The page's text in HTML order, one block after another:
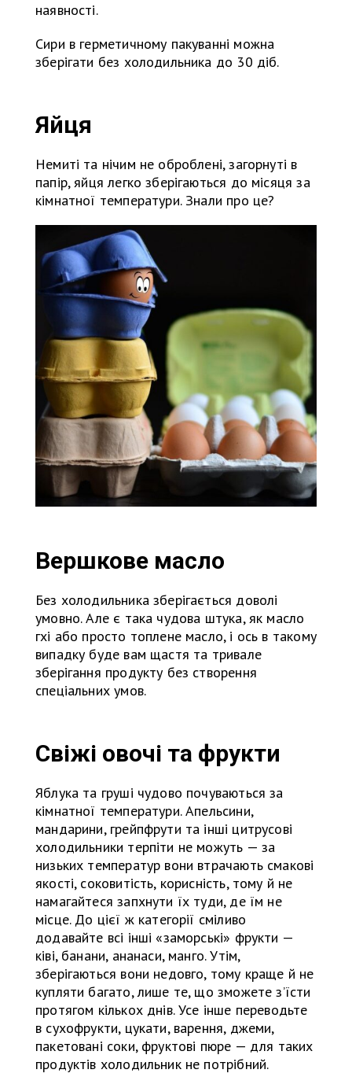
наявності.
Сири в герметичному пакуванні можна
зберігати без холодильника до 30 діб.
Яйця
Немиті та нічим не оброблені, загорнуті в
папір, яйця легко зберігаються до місяця за
кімнатної температури. Знали про це?
Вершкове масло
Без холодильника зберігається доволі
умовно. Але є така чудова штука, як масло
гхі або просто топлене масло, і ось в такому
випадку буде вам щастя та тривале
зберігання продукту без створення
спеціальних умов.
Свіжі овочі та фрукти
Яблука та груші чудово почуваються за
кімнатної температури. Апельсини,
мандарини, грейпфрути та інші цитрусові
холодильники терпіти не можуть — за
низьких температур вони втрачають смакові
якості, соковитість, корисність, тому й не
намагайтеся запхнути їх туди, де їм не
місце. До цієї ж категорії сміливо
додавайте всі інші «заморські» фрукти —
ківі, банани, ананаси, манго. Утім,
зберігаються вони недовго, тому краще й не
купляти багато, лише те, що зможете з’їсти
протягом кількох днів. Усе інше переводьте
в сухофрукти, цукати, варення, джеми,
пакетовані соки, фруктові пюре — для таких
продуктів холодильник не потрібний.